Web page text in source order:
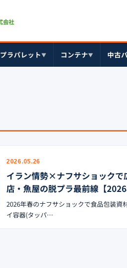
プラパレット▼ コンテナ▼ 中古
2026.05.26
イラン情勢×ナフサショック
店・魚屋の脱プラ最前線【2026
2026年春のナフサショックで食品包装
イ容器(タッパ…